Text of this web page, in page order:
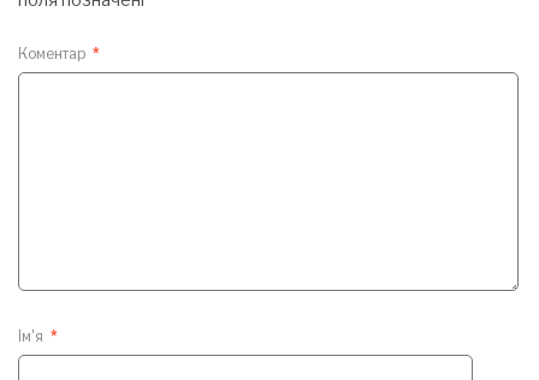
Коментар *
Ім'я *